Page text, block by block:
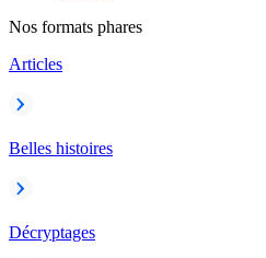
Nos formats phares
Articles
Belles histoires
Décryptages